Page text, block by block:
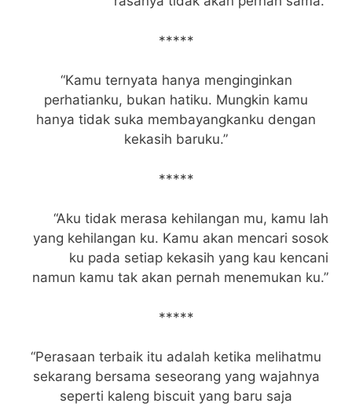
*****
“Kamu ternyata hanya menginginkan
perhatianku, bukan hatiku. Mungkin kamu
hanya tidak suka membayangkanku dengan
kekasih baruku.”
*****
“Aku tidak merasa kehilangan mu, kamu lah
yang kehilangan ku. Kamu akan mencari sosok
ku pada setiap kekasih yang kau kencani
namun kamu tak akan pernah menemukan ku.”
*****
“Perasaan terbaik itu adalah ketika melihatmu
sekarang bersama seseorang yang wajahnya
seperti kaleng biscuit yang baru saja